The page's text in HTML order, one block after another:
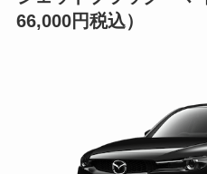
66,000円税込）